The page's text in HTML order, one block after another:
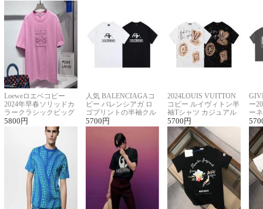
Loeweロエベコピー
2024年早春ソリッドカ
ラークラシックビッグ
ロゴ刺繍Tシャツ
5800 円
人気 BALENCIAGAコ
ピー バレンシアガ ロ
ゴプリントの半袖クル
ーネックTシャツ
5700 円
2024LOUIS VUITTON
コピー ルイヴィトン半
袖Tシャツ カジュアル
に馴染む 2色展開
5700 円
ー
ー
ー